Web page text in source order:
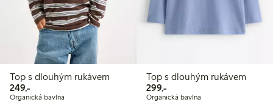
Top s dlouhým rukávem
249,-249,00 Kč
Organická bavlna
Top s dlouhým rukávem
299,-299,00 Kč
Organická bavlna